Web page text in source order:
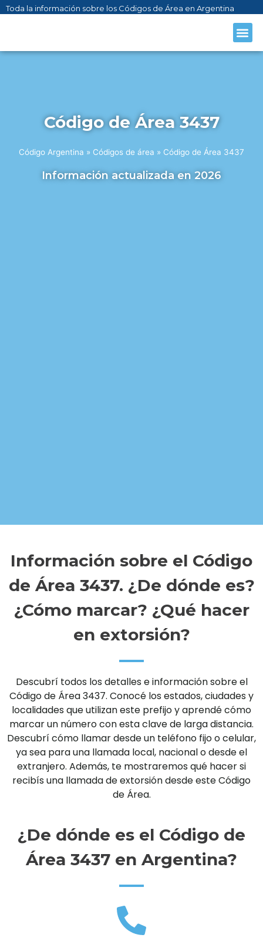
Toda la información sobre los Códigos de Área en Argentina
Código de Área 3437
Código Argentina » Códigos de área » Código de Área 3437
Información actualizada en 2026
Información sobre el Código
de Área 3437. ¿De dónde es?
¿Cómo marcar? ¿Qué hacer
en extorsión?
Descubrí todos los detalles e información sobre el
Código de Área 3437. Conocé los estados, ciudades y
localidades que utilizan este prefijo y aprendé cómo
marcar un número con esta clave de larga distancia.
Descubrí cómo llamar desde un teléfono fijo o celular,
ya sea para una llamada local, nacional o desde el
extranjero. Además, te mostraremos qué hacer si
recibís una llamada de extorsión desde este Código
de Área.
¿De dónde es el Código de
Área 3437 en Argentina?